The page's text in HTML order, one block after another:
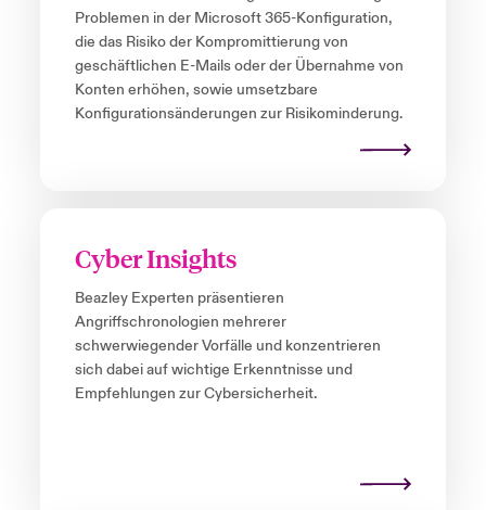
Problemen in der Microsoft 365-Konfiguration,
die das Risiko der Kompromittierung von
geschäftlichen E-Mails oder der Übernahme von
Konten erhöhen, sowie umsetzbare
Konfigurationsänderungen zur Risikominderung.
Cyber Insights
Beazley Experten präsentieren
Angriffschronologien mehrerer
schwerwiegender Vorfälle und konzentrieren
sich dabei auf wichtige Erkenntnisse und
Empfehlungen zur Cybersicherheit.